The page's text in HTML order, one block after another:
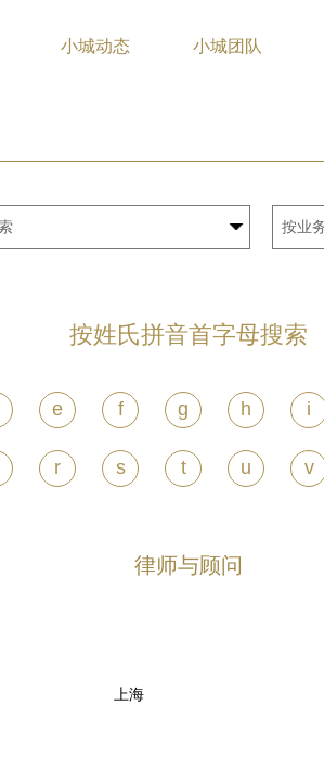
小城动态 小城团队
按姓氏拼音首字母搜索
e f g h i
r s t u v
律师与顾问
上海